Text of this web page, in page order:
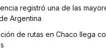
registró una de las
Argentina
de rutas en Chaco llega